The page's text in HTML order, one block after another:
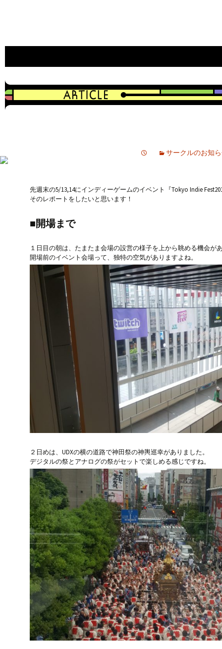
サークルのお知
先週末の5/13,14にインディーゲームのイベント『Tokyo Indie
そのレポートをしたいと思います！
■開場まで
１日目の朝は、たまたま会場の設営の様子を上から眺める機会が
開場前のイベント会場って、独特の空気がありますよね。
２日めは、UDXの横の道路で神田祭の神輿巡幸がありました。
デジタルの祭とアナログの祭がセットで楽しめる感じですね。